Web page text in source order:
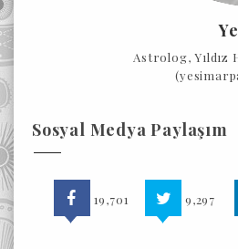
Astrolog, Yıldız
Sosyal Medya Paylaşım
19,701 9,297